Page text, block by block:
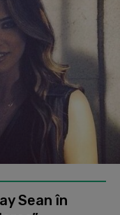
Sean în